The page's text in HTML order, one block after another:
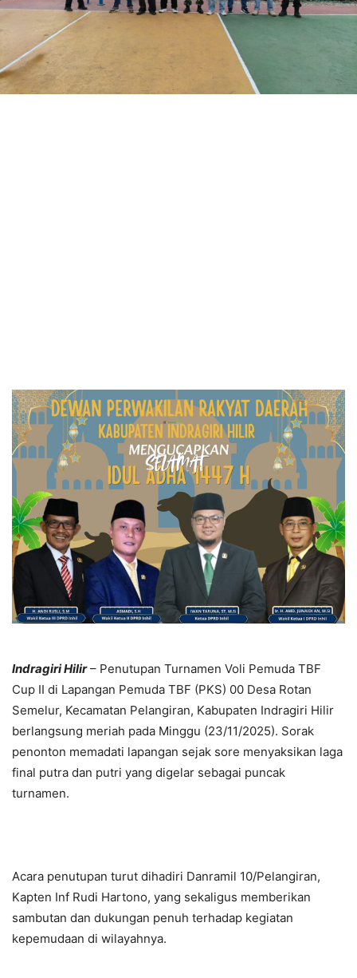
Indragiri Hilir – Penutupan Turnamen Voli Pemuda TBF
Cup II di Lapangan Pemuda TBF (PKS) 00 Desa Rotan
Semelur, Kecamatan Pelangiran, Kabupaten Indragiri Hilir
berlangsung meriah pada Minggu (23/11/2025). Sorak
penonton memadati lapangan sejak sore menyaksikan laga
final putra dan putri yang digelar sebagai puncak
turnamen.
Acara penutupan turut dihadiri Danramil 10/Pelangiran,
Kapten Inf Rudi Hartono, yang sekaligus memberikan
sambutan dan dukungan penuh terhadap kegiatan
kepemudaan di wilayahnya.